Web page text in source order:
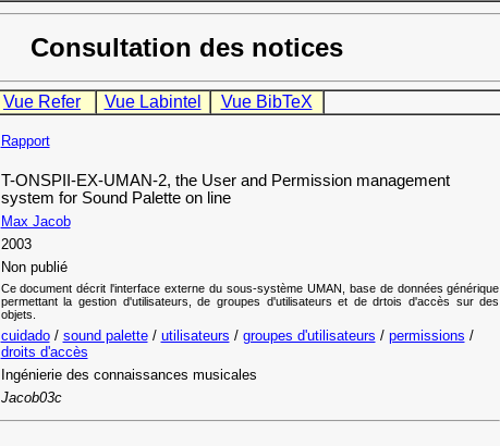
Consultation des notices
Vue Refer Vue Labintel Vue BibTeX
Rapport
T-ONSPII-EX-UMAN-2, the User and Permission management
system for Sound Palette on line
Max Jacob
2003
Non publié
Ce document décrit l'interface externe du sous-système UMAN, base de données générique
permettant la gestion d'utilisateurs, de groupes d'utilisateurs et de drtois d'accès sur des
objets.
cuidado/ sound palette/ utilisateurs / groupes d'utilisateurs / permissions /
droits d'accès
Ingénierie des connaissances musicales
Jacob03c